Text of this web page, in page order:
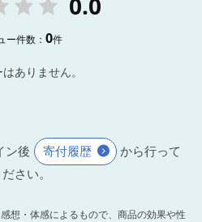
ー件数：0件
ありません。
ン後 寄付履歴
から行って
ださい。
想・体感によるもので、商品の効果や性